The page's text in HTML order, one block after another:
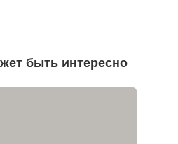
быть интересно